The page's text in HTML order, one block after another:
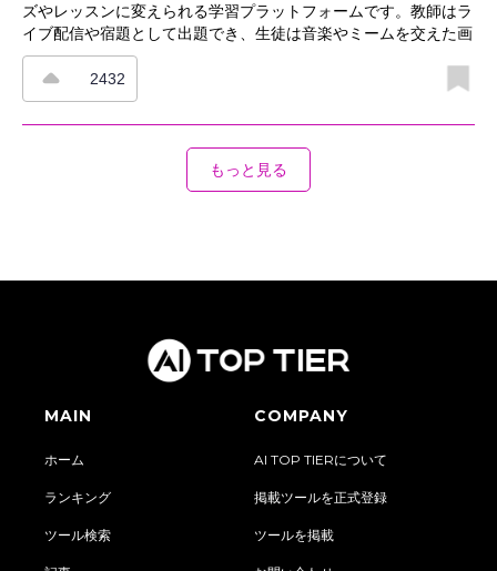
ズやレッスンに変えられる学習プラットフォームです。教師はラ
イブ配信や宿題として出題でき、生徒は音楽やミームを交えた画
面で、あらゆるデバイスから自分のペースで解答できます。項目
バンク、標準タグ、複数の質問タイプが授業づくりを支援し、レ
ポートでは標準ごとの正答率や成長度を確認できます。さらに、
生徒名簿の管理や成績の同期にも対応しており、安全対策とアク
セシビリティ機能を備えた学校向けのオンラインクイズ・評価ツ
2432
もっと見る
MAIN
ホーム
ランキング
ツール検索
COMPANY
AI TOP TIERについて
掲載ツールを正式登録
ツールを掲載